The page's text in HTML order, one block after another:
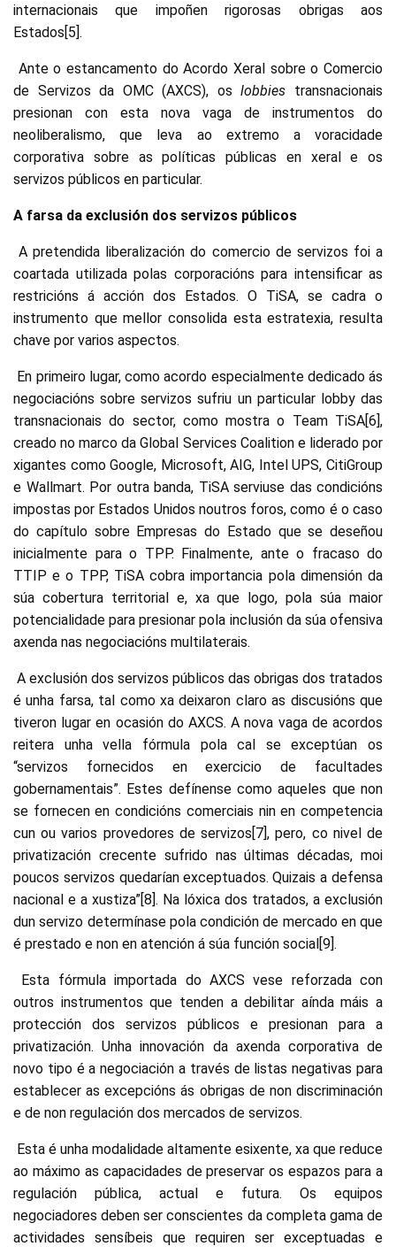
internacionais que impoñen rigorosas obrigas aos
Estados[5].
Ante o estancamento do Acordo Xeral sobre o Comercio
de Servizos da OMC (AXCS), oslobbies transnacionais
presionan con esta nova vaga de instrumentos do
neoliberalismo, que leva ao extremo a voracidade
corporativa sobre as políticas públicas en xeral e os
servizos públicos en particular.
A farsa da exclusión dos servizos públicos
A pretendida liberalización do comercio de servizos foi a
coartada utilizada polas corporacións para intensificar as
restricións á acción dos Estados. O TiSA, se cadra o
instrumento que mellor consolida esta estratexia, resulta
chave por varios aspectos.
En primeiro lugar, como acordo especialmente dedicado ás
negociacións sobre servizos sufriu un particular lobby das
transnacionais do sector, como mostra o Team TiSA[6],
creado no marco da Global Services Coalition e liderado por
xigantes como Google, Microsoft, AIG, Intel UPS, CitiGroup
e Wallmart. Por outra banda, TiSA serviuse das condicións
impostas por Estados Unidos noutros foros, como é o caso
do capítulo sobre Empresas do Estado que se deseñou
inicialmente para o TPP. Finalmente, ante o fracaso do
TTIP e o TPP, TiSA cobra importancia pola dimensión da
súa cobertura territorial e, xa que logo, pola súa maior
potencialidade para presionar pola inclusión da súa ofensiva
axenda nas negociacións multilaterais.
A exclusión dos servizos públicos das obrigas dos tratados
é unha farsa, tal como xa deixaron claro as discusións que
tiveron lugar en ocasión do AXCS. A nova vaga de acordos
reitera unha vella fórmula pola cal se exceptúan os
“servizos fornecidos en exercicio de facultades
gobernamentais”. Estes defínense como aqueles que non
se fornecen en condicións comerciais nin en competencia
cun ou varios provedores de servizos[7], pero, co nivel de
privatización crecente sufrido nas últimas décadas, moi
poucos servizos quedarían exceptuados. Quizais a defensa
nacional e a xustiza”[8]. Na lóxica dos tratados, a exclusión
dun servizo determínase pola condición de mercado en que
é prestado e non en atención á súa función social[9].
Esta fórmula importada do AXCS vese reforzada con
outros instrumentos que tenden a debilitar aínda máis a
protección dos servizos públicos e presionan para a
privatización. Unha innovación da axenda corporativa de
novo tipo é a negociación a través de listas negativas para
establecer as excepcións ás obrigas de non discriminación
e de non regulación dos mercados de servizos.
Esta é unha modalidade altamente esixente, xa que reduce
ao máximo as capacidades de preservar os espazos para a
regulación pública, actual e futura. Os equipos
negociadores deben ser conscientes da completa gama de
actividades sensíbeis que requiren ser exceptuadas e